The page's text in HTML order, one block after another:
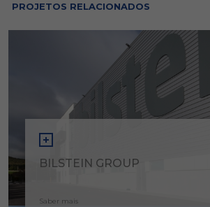
PROJETOS RELACIONADOS
BILSTEIN GROUP
Saber mais